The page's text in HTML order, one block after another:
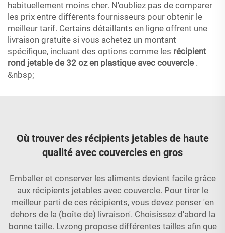
habituellement moins cher. N'oubliez pas de comparer
les prix entre différents fournisseurs pour obtenir le
meilleur tarif. Certains détaillants en ligne offrent une
livraison gratuite si vous achetez un montant
spécifique, incluant des options comme les récipient
rond jetable de 32 oz en plastique avec couvercle .
&nbsp;
Où trouver des récipients jetables de haute
qualité avec couvercles en gros
Emballer et conserver les aliments devient facile grâce
aux récipients jetables avec couvercle. Pour tirer le
meilleur parti de ces récipients, vous devez penser 'en
dehors de la (boîte de) livraison'. Choisissez d'abord la
bonne taille. Lvzong propose différentes tailles afin que